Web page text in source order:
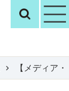
観光いばらき検
【メディア